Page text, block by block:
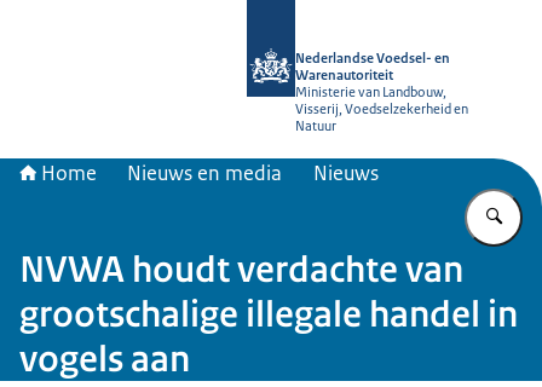
Nederlandse Voedsel- en
Warenautoriteit
Ministerie van Landbouw,
Visserij, Voedselzekerheid en
Natuur
Home Nieuws en media Nieuws
NVWA houdt verdachte van
grootschalige illegale handel in
vogels aan